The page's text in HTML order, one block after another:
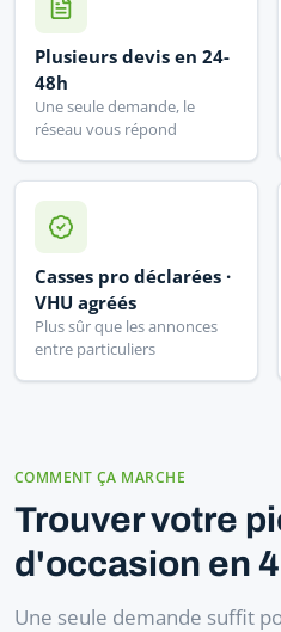
Plusieurs devis en 24-
48h
Une seule demande, le
réseau vous répond
Casses pro déclarées ·
VHU agréés
Plus sûr que les annonces
entre particuliers
COMMENT ÇA MARCHE
Trouver votre
d'occasion en
Une seule demande suffit